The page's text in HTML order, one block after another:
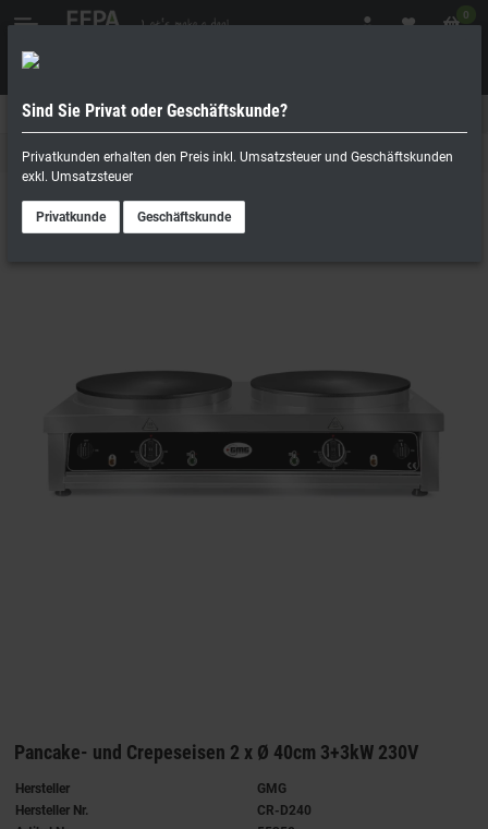
0
Geschäftskunde
Crêpes Eisen
Pancake- und Crepeseisen 2 x Ø 40cm 3+3kW 230V
Hersteller
GMG
Hersteller Nr.
CR-D240
Sind Sie Privat oder Geschäftskunde?
Privatkunden erhalten den Preis inkl. Umsatzsteuer und Geschäftskunden
exkl. Umsatzsteuer
Privatkunde Geschäftskunde